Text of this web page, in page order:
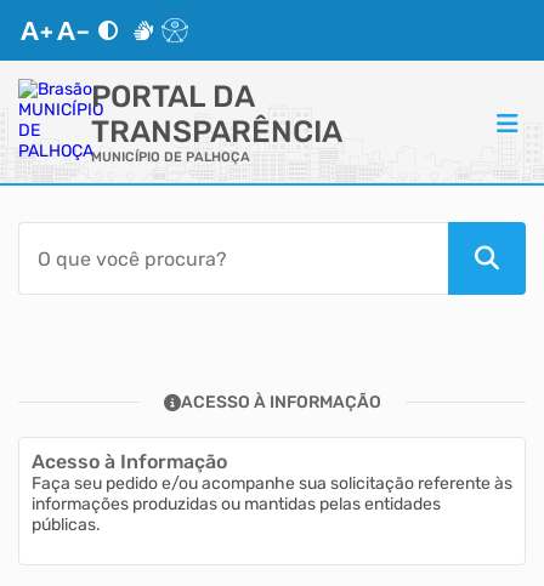
PORTAL DA
TRANSPARÊNCIA
MUNICÍPIO DE PALHOÇA
ACESSO RÁPIDO
Acessibilidade
Autoatendimento
Mapa do Site
ACESSO À INFORMAÇÃO
Acesso à Informação
Faça seu pedido e/ou acompanhe sua solicitação referente às
informações produzidas ou mantidas pelas entidades
públicas.